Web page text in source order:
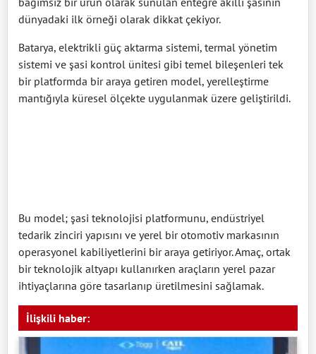
dünyadaki ilk örneği olarak dikkat çekiyor.
Batarya, elektrikli güç aktarma sistemi, termal yönetim
sistemi ve şasi kontrol ünitesi gibi temel bileşenleri tek
bir platformda bir araya getiren model, yerelleştirme
mantığıyla küresel ölçekte uygulanmak üzere geliştirildi.
Bu model; şasi teknolojisi platformunu, endüstriyel
tedarik zinciri yapısını ve yerel bir otomotiv markasının
operasyonel kabiliyetlerini bir araya getiriyor. Amaç, ortak
bir teknolojik altyapı kullanırken araçların yerel pazar
ihtiyaçlarına göre tasarlanıp üretilmesini sağlamak.
İlişkili haber: